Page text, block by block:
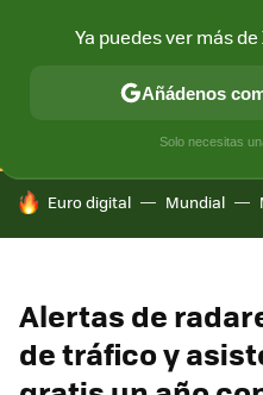
CONECTIVIDAD MÓVIL Y
HOY SE HABLA DE
Euro digital Mundial
Alertas de
de tráfico y
Ya puedes ver más
Añádenos
Solo necesitas